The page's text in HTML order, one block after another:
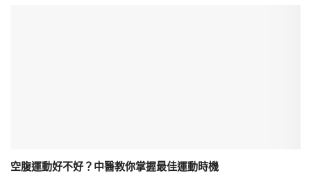
空腹運動好不好？中醫教你掌握最佳運動時機